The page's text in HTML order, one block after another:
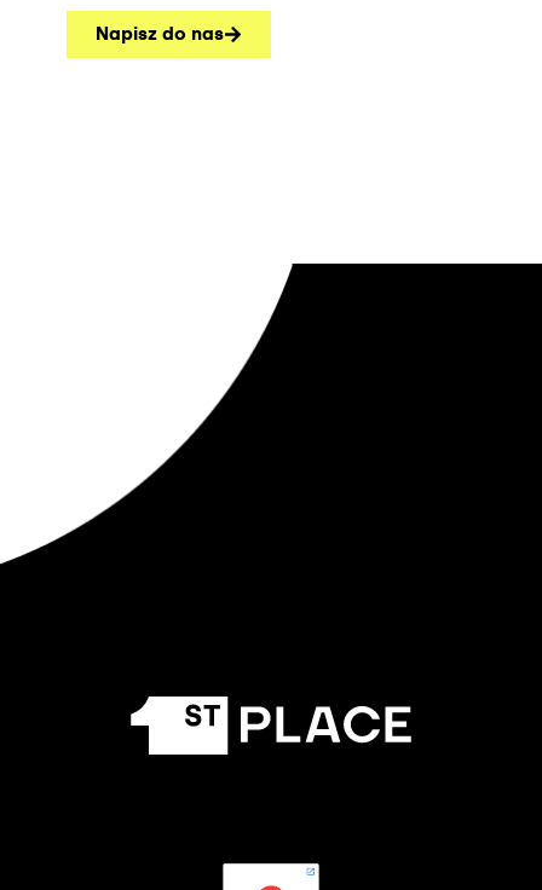
Napisz do nas